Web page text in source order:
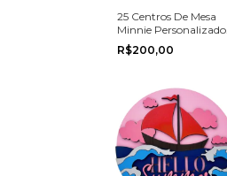
25 Centros De Mesa
Minnie Personalizados
Festa Aniversário
R$200,00